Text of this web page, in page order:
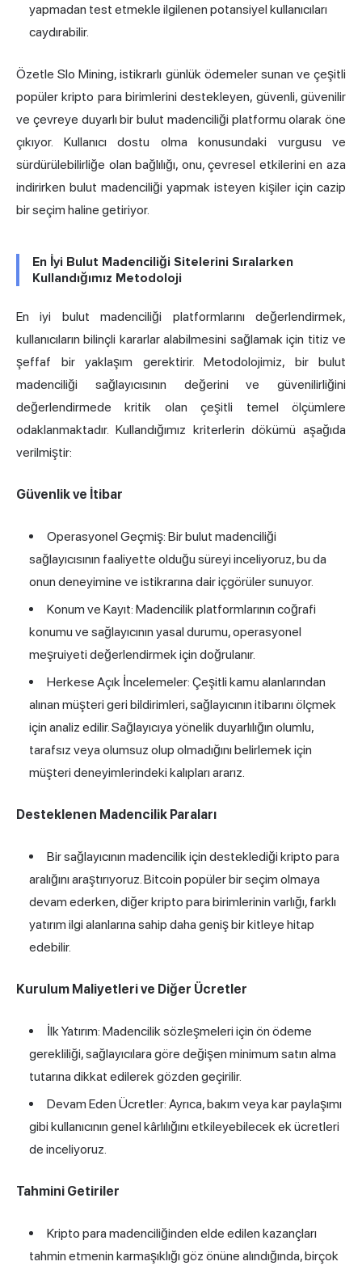
yapmadan test etmekle ilgilenen potansiyel kullanıcıları
caydırabilir.
Özetle Slo Mining, istikrarlı günlük ödemeler sunan ve çeşitli
popüler kripto para birimlerini destekleyen, güvenli, güvenilir
ve çevreye duyarlı bir bulut madenciliği platformu olarak öne
çıkıyor. Kullanıcı dostu olma konusundaki vurgusu ve
sürdürülebilirliğe olan bağlılığı, onu, çevresel etkilerini en aza
indirirken bulut madenciliği yapmak isteyen kişiler için cazip
bir seçim haline getiriyor.
En İyi Bulut Madenciliği Sitelerini Sıralarken
Kullandığımız Metodoloji
En iyi bulut madenciliği platformlarını değerlendirmek,
kullanıcıların bilinçli kararlar alabilmesini sağlamak için titiz ve
şeffaf bir yaklaşım gerektirir. Metodolojimiz, bir bulut
madenciliği sağlayıcısının değerini ve güvenilirliğini
değerlendirmede kritik olan çeşitli temel ölçümlere
odaklanmaktadır. Kullandığımız kriterlerin dökümü aşağıda
verilmiştir:
Güvenlik ve İtibar
Operasyonel Geçmiş: Bir bulut madenciliği
sağlayıcısının faaliyette olduğu süreyi inceliyoruz, bu da
onun deneyimine ve istikrarına dair içgörüler sunuyor.
Konum ve Kayıt: Madencilik platformlarının coğrafi
konumu ve sağlayıcının yasal durumu, operasyonel
meşruiyeti değerlendirmek için doğrulanır.
Herkese Açık İncelemeler: Çeşitli kamu alanlarından
alınan müşteri geri bildirimleri, sağlayıcının itibarını ölçmek
için analiz edilir. Sağlayıcıya yönelik duyarlılığın olumlu,
tarafsız veya olumsuz olup olmadığını belirlemek için
müşteri deneyimlerindeki kalıpları ararız.
Desteklenen Madencilik Paraları
Bir sağlayıcının madencilik için desteklediği kripto para
aralığını araştırıyoruz. Bitcoin popüler bir seçim olmaya
devam ederken, diğer kripto para birimlerinin varlığı, farklı
yatırım ilgi alanlarına sahip daha geniş bir kitleye hitap
edebilir.
Kurulum Maliyetleri ve Diğer Ücretler
İlk Yatırım: Madencilik sözleşmeleri için ön ödeme
gerekliliği, sağlayıcılara göre değişen minimum satın alma
tutarına dikkat edilerek gözden geçirilir.
Devam Eden Ücretler: Ayrıca, bakım veya kar paylaşımı
gibi kullanıcının genel kârlılığını etkileyebilecek ek ücretleri
de inceliyoruz.
Tahmini Getiriler
Kripto para madenciliğinden elde edilen kazançları
tahmin etmenin karmaşıklığı göz önüne alındığında, birçok